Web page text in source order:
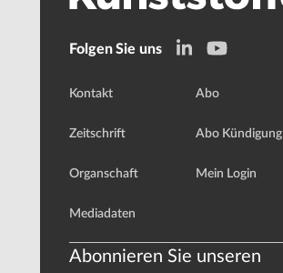
Folgen Sie uns
Kontakt
Zeitschrift
Organschaft
Mediadaten
Abo
Abo Kündigung
Mein Login
Abonnieren Sie unseren